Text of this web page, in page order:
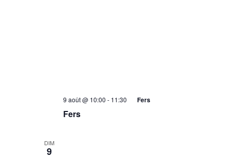
Fers
9 août @ 10:00 - 11:30 Fers
DIM
9